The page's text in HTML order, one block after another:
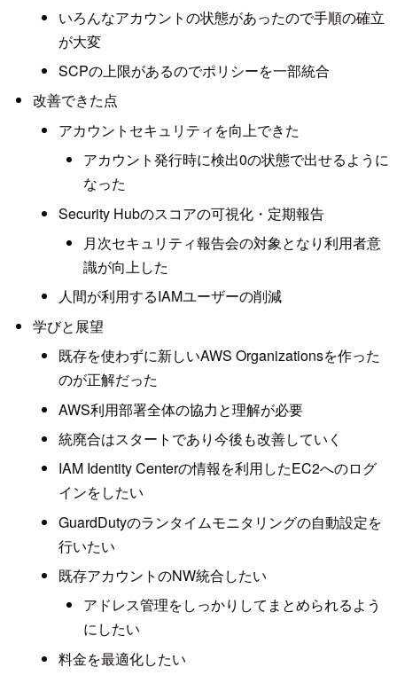
いろんなアカウントの状態があったので手順の確立
が大変
SCPの上限があるのでポリシーを一部統合
改善できた点
アカウントセキュリティを向上できた
アカウント発行時に検出0の状態で出せるように
なった
Security Hubのスコアの可視化・定期報告
月次セキュリティ報告会の対象となり利用者意
識が向上した
人間が利用するIAMユーザーの削減
学びと展望
既存を使わずに新しいAWS Organizationsを作った
のが正解だった
AWS利用部署全体の協力と理解が必要
統廃合はスタートであり今後も改善していく
IAM Identity Centerの情報を利用したEC2へのログ
インをしたい
GuardDutyのランタイムモニタリングの自動設定を
行いたい
既存アカウントのNW統合したい
アドレス管理をしっかりしてまとめられるよう
にしたい
料金を最適化したい